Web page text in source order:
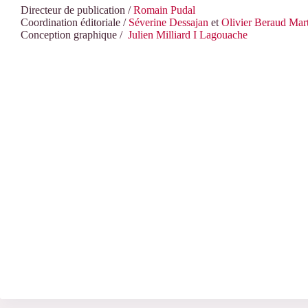
Directeur de publication /Romain Pudal
Coordination éditoriale / Séverine Dessajan et Olivier Beraud
Conception graphique / Julien Milliard I Lagouache